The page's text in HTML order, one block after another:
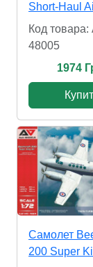
Short-Haul
Код товара:
48005
1974
Самолет
200 Super